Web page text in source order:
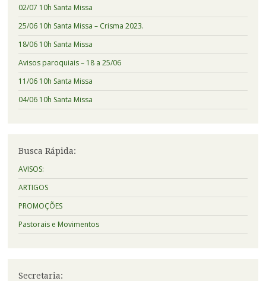
02/07 10h Santa Missa
25/06 10h Santa Missa – Crisma 2023.
18/06 10h Santa Missa
Avisos paroquiais – 18 a 25/06
11/06 10h Santa Missa
04/06 10h Santa Missa
Busca Rápida:
AVISOS:
ARTIGOS
PROMOÇÕES
Pastorais e Movimentos
Secretaria: